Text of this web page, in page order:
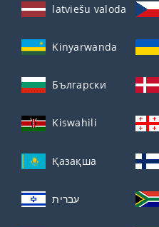
latviešu valoda
Kinyarwanda
Български
Kiswahili
Қазақша
עברית